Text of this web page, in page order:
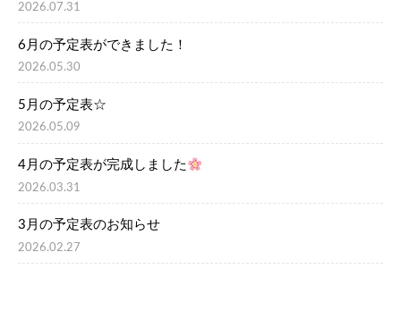
2026.07.31
6月の予定表ができました！
2026.05.30
5月の予定表☆
2026.05.09
4月の予定表が完成しました
2026.03.31
3月の予定表のお知らせ
2026.02.27